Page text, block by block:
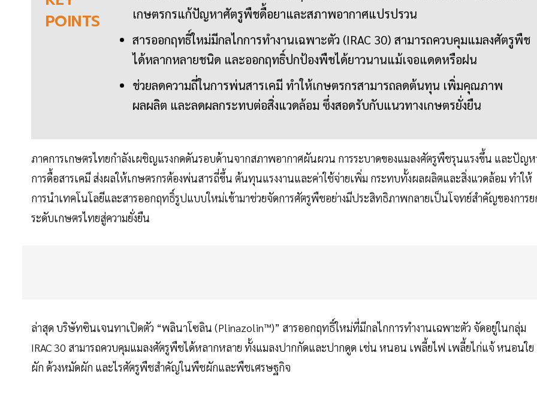
POINTS
เกษตรกรแก้ปัญหาศัตรูพืชดื้อยาและสภาพอากาศแปรปรวน
สารออกฤทธิ์ใหม่มีกลไกการทำงานเฉพาะตัว (IRAC 30) สามารถควบคุมแมลงศัตรูพืช
ได้หลากหลายชนิด และออกฤทธิ์ปกป้องพืชได้ยาวนานแม้เจอแดดหรือฝน
ช่วยลดความถี่ในการพ่นสารเคมี ทำให้เกษตรกรสามารถลดต้นทุน เพิ่มคุณภาพ
ผลผลิต และลดผลกระทบต่อสิ่งแวดล้อม ซึ่งสอดรับกับแนวทางเกษตรยั่งยืน
ภาคการเกษตรไทยกำลังเผชิญแรงกดดันรอบด้านจากสภาพอากาศผันผวน การระบาดของแมลงศัตรูพืชรุนแรงขึ้น และปัญ
การดื้อสารเคมี ส่งผลให้เกษตรกรต้องพ่นสารถี่ขึ้น ต้นทุนแรงงานและค่าใช้จ่ายเพิ่ม กระทบทั้งผลผลิตและสิ่งแวดล้อม ทำให้
การนำเทคโนโลยีและสารออกฤทธิ์รูปแบบใหม่เข้ามาช่วยจัดการศัตรูพืชอย่างมีประสิทธิภาพกลายเป็นโจทย์สำคัญของการ
ระดับเกษตรไทยสู่ความยั่งยืน
ล่าสุด บริษัทซินเจนทาเปิดตัว “พลินาโซลิน (Plinazolin™)” สารออกฤทธิ์ใหม่ที่มีกลไกการทำงานเฉพาะตัว จัดอยู่ในกลุ่ม
IRAC 30 สามารถควบคุมแมลงศัตรูพืชได้หลากหลาย ทั้งแมลงปากกัดและปากดูด เช่น หนอน เพลี้ยไฟ เพลี้ยไก่แจ้ หนอนใย
ผัก ด้วงหมัดผัก และไรศัตรูพืชสำคัญในพืชผักและพืชเศรษฐกิจ